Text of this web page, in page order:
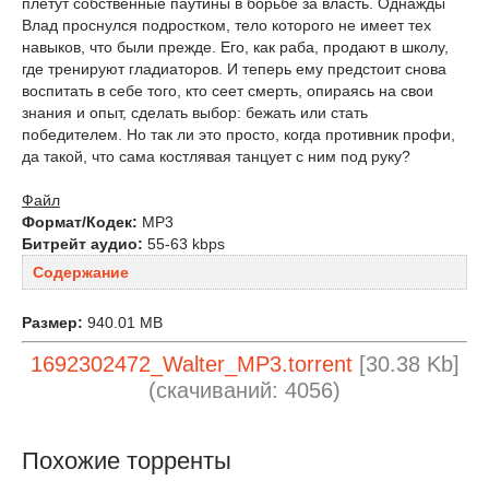
плетут собственные паутины в борьбе за власть. Однажды
Влад проснулся подростком, тело которого не имеет тех
навыков, что были прежде. Его, как раба, продают в школу,
где тренируют гладиаторов. И теперь ему предстоит снова
воспитать в себе того, кто сеет смерть, опираясь на свои
знания и опыт, сделать выбор: бежать или стать
победителем. Но так ли это просто, когда противник профи,
да такой, что сама костлявая танцует с ним под руку?
Файл
Формат/Кодек: МР3
Битрейт аудио: 55-63 kbps
Содержание
Размер: 940.01 MB
1692302472_Walter_MP3.torrent[30.38 Kb]
(cкачиваний: 4056)
Похожие торренты